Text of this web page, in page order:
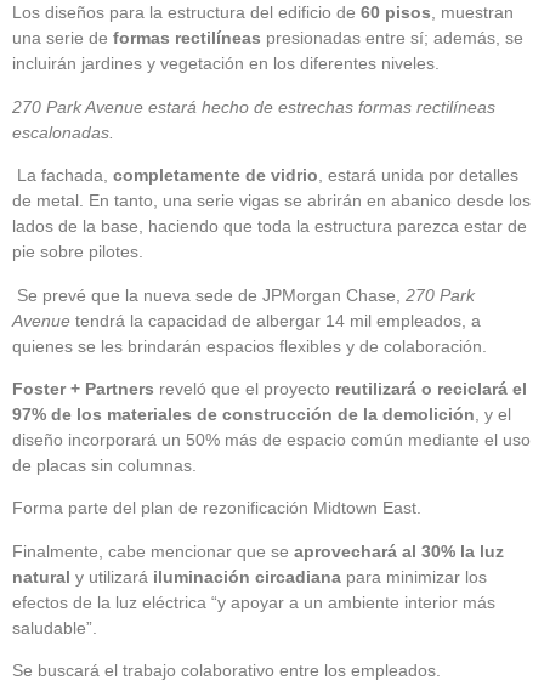
Los diseños para la estructura del edificio de 60 pisos, muestran
una serie de formas rectilíneas presionadas entre sí; además, se
incluirán jardines y vegetación en los diferentes niveles.
270 Park Avenue estará hecho de estrechas formas rectilíneas
escalonadas.
La fachada, completamente de vidrio , estará unida por detalles
de metal. En tanto, una serie vigas se abrirán en abanico desde los
lados de la base, haciendo que toda la estructura parezca estar de
pie sobre pilotes.
Se prevé que la nueva sede de JPMorgan Chase, 270 Park
Avenue tendrá la capacidad de albergar 14 mil empleados, a
quienes se les brindarán espacios flexibles y de colaboración.
Foster + Partners reveló que el proyecto reutilizará o reciclará el
97% de los materiales de construcción de la demolición , y el
diseño incorporará un 50% más de espacio común mediante el uso
de placas sin columnas.
Forma parte del plan de rezonificación Midtown East.
Finalmente, cabe mencionar que se aprovechará al 30% la luz
natural y utilizará iluminación circadiana para minimizar los
efectos de la luz eléctrica “y apoyar a un ambiente interior más
saludable”.
Se buscará el trabajo colaborativo entre los empleados.